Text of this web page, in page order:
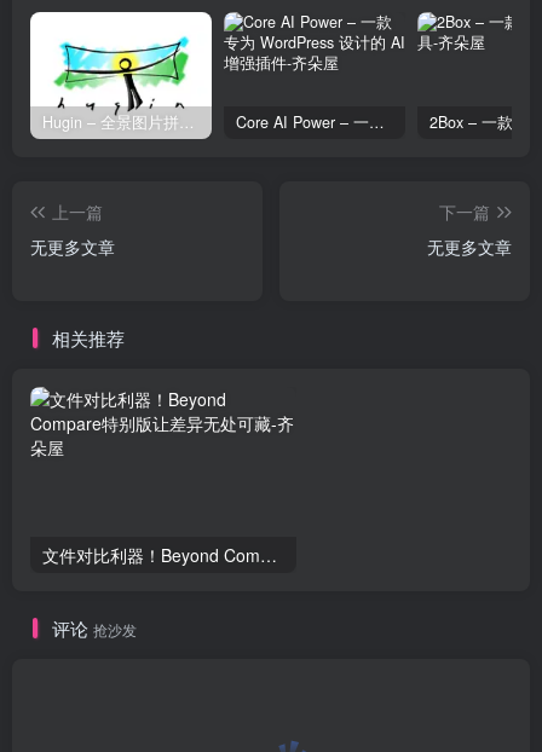
Hugin – 全景图片拼接工具 Core AI Power – 一款专为 WordPress 设计的 AI 增强插件
上一篇
无更多文章
下一篇
无更多文章
相关推荐
文件对比利器！Beyond Compare特别版让差异无处可藏
评论 抢沙发